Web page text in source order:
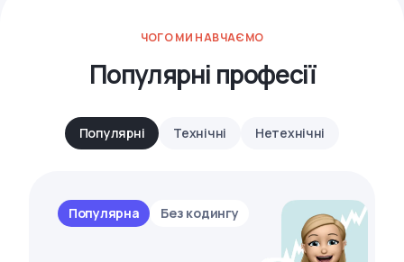
ЧОГО МИ НАВЧАЄМО
Популярні професії
Популярні Технічні Нетехнічні
Популярна Без кодингу